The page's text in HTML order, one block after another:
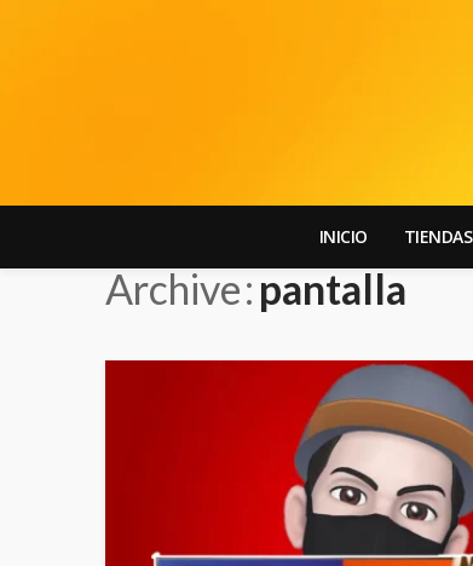
INICIO TIENDAS
Archive pantalla